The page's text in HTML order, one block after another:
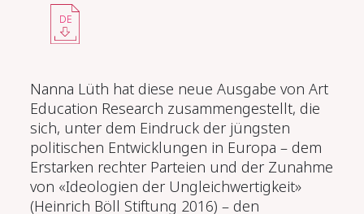
DE
Nanna Lüth hat diese neue Ausgabe von Art
Education Research zusammengestellt, die
sich, unter dem Eindruck der jüngsten
politischen Entwicklungen in Europa – dem
Erstarken rechter Parteien und der Zunahme
von «Ideologien der Ungleichwertigkeit»
(Heinrich Böll Stiftung 2016) – den